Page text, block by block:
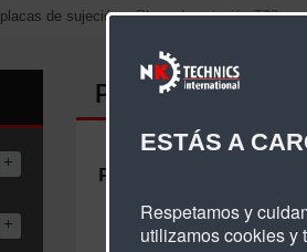
placas de sujeción Placa de sujeción T20
Placa De Sujeción
Placa de sujeción
+
+
ESTÁS A
Respetamos y
utilizamos cookies y